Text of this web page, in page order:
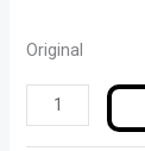
Original